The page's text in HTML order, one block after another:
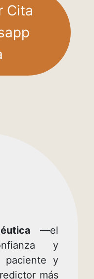
Cita
—el
y
paciente y
más